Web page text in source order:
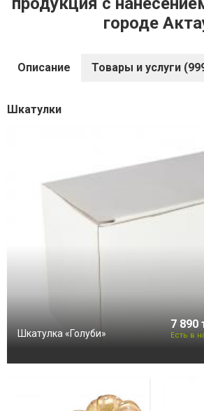
городе
Описание Товары и услуги
Шкатулки
Шкатулка «Голуби»
7 890
Есть в